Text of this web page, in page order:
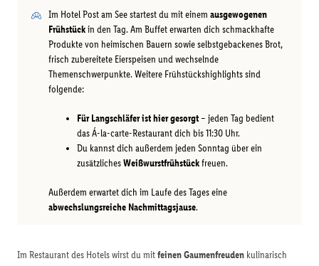
Im Hotel Post am See startest du mit einem ausgewogenen
Frühstückin den Tag. Am Buffet erwarten dich schmackhafte
Produkte von heimischen Bauern sowie selbstgebackenes Brot,
frisch zubereitete Eierspeisen und wechselnde
Themenschwerpunkte. Weitere Frühstückshighlights sind
folgende:
Für Langschläfer ist hier gesorgt– jeden Tag bedient
das Á-la-carte-Restaurant dich bis 11:30 Uhr.
Du kannst dich außerdem jeden Sonntag über ein
zusätzlichesWeißwurstfrühstückfreuen.
Außerdem erwartet dich im Laufe des Tages eine
abwechslungsreiche Nachmittagsjause.
Im Restaurant des Hotels wirst du mitfeinen Gaumenfreuden kulinarisch